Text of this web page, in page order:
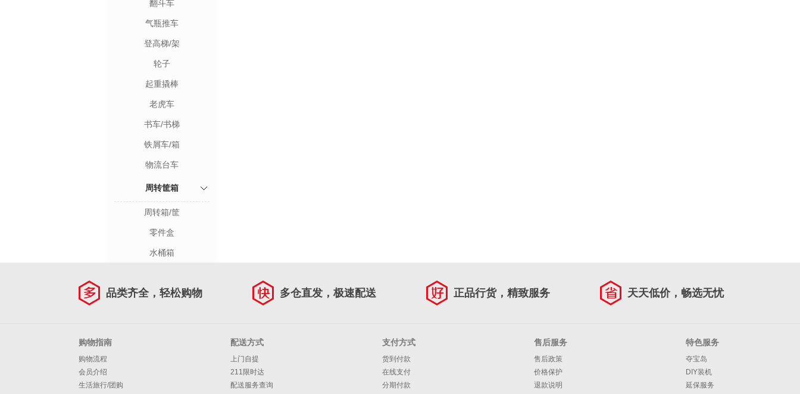
翻斗车
气瓶推车
登高梯/架
轮子
起重撬棒
老虎车
书车/书梯
铁屑车/箱
物流台车
周转筐箱
周转箱/筐
零件盒
水桶箱
品类齐全，轻松购物 多仓直发，极速配送 正品行货，精致服务 天天低价，畅选无忧
购物指南
购物流程
会员介绍
生活旅行/团购
配送方式
上门自提
211限时达
配送服务查询
支付方式
货到付款
在线支付
分期付款
售后服务
售后政策
价格保护
退款说明
特色服务
夺宝岛
DIY装机
延保服务